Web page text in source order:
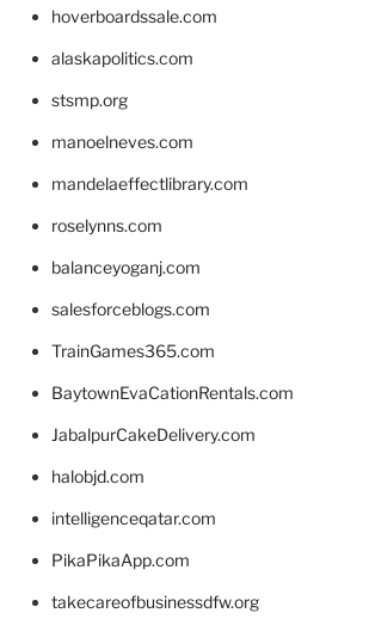
hoverboardssale.com
alaskapolitics.com
stsmp.org
manoelneves.com
mandelaeffectlibrary.com
roselynns.com
balanceyoganj.com
salesforceblogs.com
TrainGames365.com
BaytownEvaCationRentals.com
JabalpurCakeDelivery.com
halobjd.com
intelligenceqatar.com
PikaPikaApp.com
takecareofbusinessdfw.org